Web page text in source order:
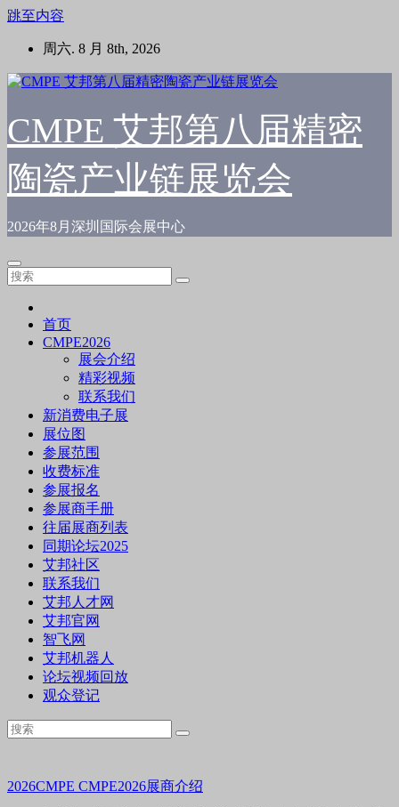
跳至内容
周六. 8 月 8th, 2026
CMPE 艾邦第八届精密
陶瓷产业链展览会
2026年8月深圳国际会展中心
首页
CMPE2026
展会介绍
精彩视频
联系我们
新消费电子展
展位图
参展范围
收费标准
参展报名
参展商手册
往届展商列表
同期论坛2025
艾邦社区
联系我们
艾邦人才网
艾邦官网
智飞网
艾邦机器人
论坛视频回放
观众登记
2026CMPE CMPE2026展商介绍